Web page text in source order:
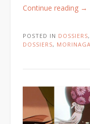
Continue reading «
彼
女
の
→
POSTED IN DOSSIERS,
DOSSIERS,